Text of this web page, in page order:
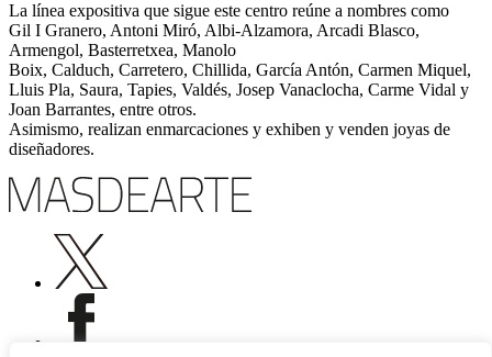
La línea expositiva que sigue este centro reúne a nombres como
Gil I Granero, Antoni Miró, Albi-Alzamora, Arcadi Blasco,
Armengol, Basterretxea, Manolo
Boix, Calduch, Carretero, Chillida, García Antón, Carmen Miquel,
Lluis Pla, Saura, Tapies, Valdés, Josep Vanaclocha, Carme Vidal y
Joan Barrantes, entre otros.
Asimismo, realizan enmarcaciones y exhiben y venden joyas de
diseñadores.